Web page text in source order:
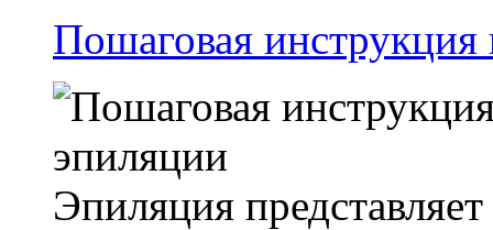
Пошаговая инструкция
Эпиляция